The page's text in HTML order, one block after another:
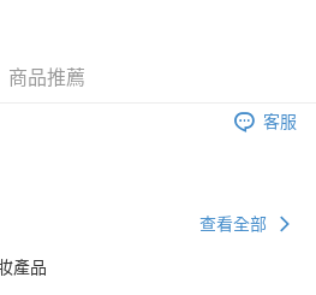
**我們不會處理沒有提供存款單據的訂
或以上免運費
商品推薦
客服
查看全部
產品